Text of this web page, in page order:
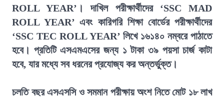
ROLL YEAR’। দাখিল পরীক্ষার্থীদের ‘SSC MAD
ROLL YEAR’ এবং কারিগরি শিক্ষা বোর্ডের পরীক্ষার্থীদের
‘SSC TEC ROLL YEAR’ লিখে ১৬১৪০ নম্বরে পাঠাতে
হবে। প্রতিটি এসএমএসের জন্য ১ টাকা ৩৯ পয়সা চার্জ কাটা
হবে, যার মধ্যে সব ধরনের প্রযোজ্য কর অন্তর্ভুক্ত।
চলতি বছর এসএসসি ও সমমান পরীক্ষায় অংশ নিতে মোট ১৮ লাখ